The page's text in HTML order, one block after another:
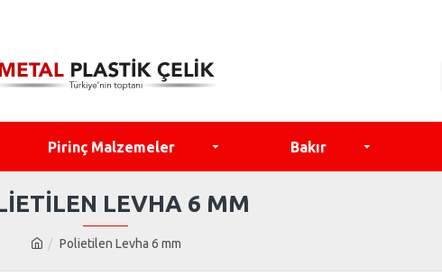
Pirinç Malzemeler Bakır
Polietilen Levha 6 mm
LEVHA 6 MM